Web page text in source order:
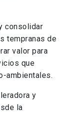
consolidar
tempranas de
valor para
que
ambientales.
y
la